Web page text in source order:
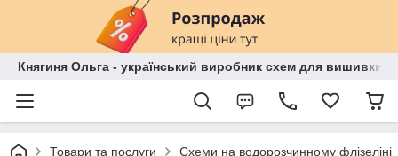
Княгиня Ольга - український виробник схем для вишивки
Товари та послуги Схеми на водорозчинному флізеліні